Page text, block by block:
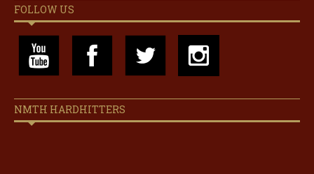
FOLLOW US
NMTH HARDHITTERS